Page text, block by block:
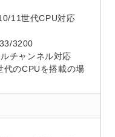
11世代CPU対応
3200
チャンネル対応
のCPUを搭載の場